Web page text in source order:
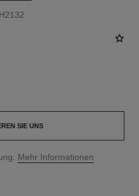
SIE UNS
Mehr Informationen